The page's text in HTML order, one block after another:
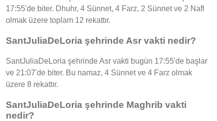
17:55'de biter. Dhuhr, 4 Sünnet, 4 Farz, 2 Sünnet ve 2 Nafl
olmak üzere toplam 12 rekattır.
SantJuliaDeLoria şehrinde Asr vakti nedir?
SantJuliaDeLoria şehrinde Asr vakti bugün 17:55'de başlar
ve 21:07'de biter. Bu namaz, 4 Sünnet ve 4 Farz olmak
üzere 8 rekattır.
SantJuliaDeLoria şehrinde Maghrib vakti
nedir?